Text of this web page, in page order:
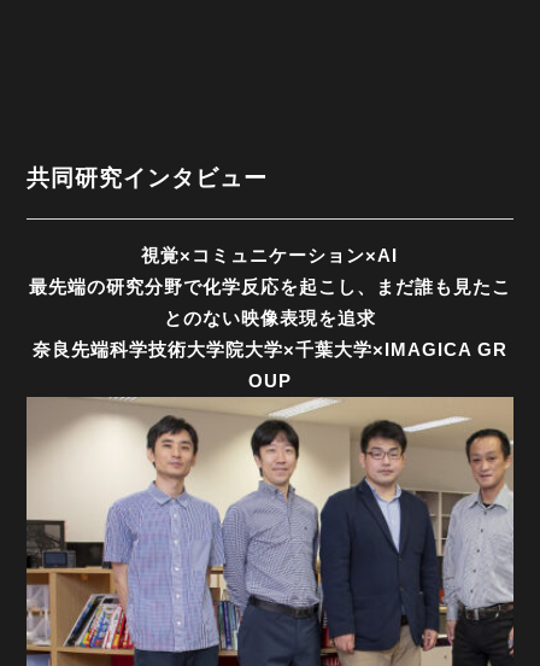
共同研究インタビュー
視覚×コミュニケーション×AI
最先端の研究分野で化学反応を起こし、まだ誰も見たこ
とのない映像表現を追求
奈良先端科学技術大学院大学×千葉大学×IMAGICA GR
OUP